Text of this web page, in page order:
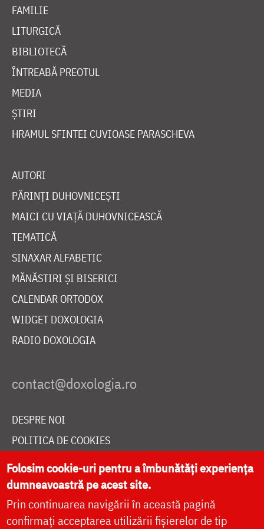
FAMILIE
LITURGICĂ
BIBLIOTECĂ
ÎNTREABĂ PREOTUL
MEDIA
ȘTIRI
HRAMUL SFINTEI CUVIOASE PARASCHEVA
AUTORI
PĂRINȚI DUHOVNICEȘTI
MAICI CU VIAȚĂ DUHOVNICEASCĂ
TEMATICĂ
SINAXAR ALFABETIC
MĂNĂSTIRI ȘI BISERICI
CALENDAR ORTODOX
WIDGET DOXOLOGIA
RADIO DOXOLOGIA
DESPRE NOI
POLITICA DE COOKIES
DONEAZĂ ONLINE PENTRU CATEDRALA NAȚIONALĂ
LIVE
Folosim cookie-uri pentru a îmbunătăți experiența
dumneavoastră pe acest site.
Prin continuarea navigării în această pagină
confirmați acceptarea utilizării fișierelor de tip